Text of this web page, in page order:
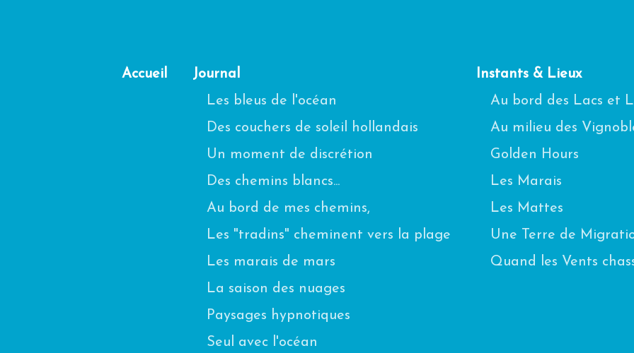
Accueil
Journal
Les bleus de l'océan
Des couchers de soleil hollandais
Un moment de discrétion
Des chemins blancs...
Au bord de mes chemins,
Les "tradins" cheminent vers la plage
Les marais de mars
La saison des nuages
Paysages hypnotiques
Seul avec l'océan
Instants & Lieux
Au bord des Lacs et
Au milieu des
Golden Hours
Les Marais
Les Mattes
Une Terre de
Quand les Vents